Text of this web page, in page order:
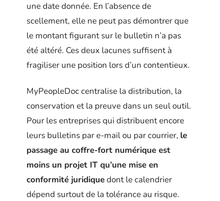
une date donnée. En l’absence de
scellement, elle ne peut pas démontrer que
le montant figurant sur le bulletin n’a pas
été altéré. Ces deux lacunes suffisent à
fragiliser une position lors d’un contentieux.
MyPeopleDoc centralise la distribution, la
conservation et la preuve dans un seul outil.
Pour les entreprises qui distribuent encore
leurs bulletins par e-mail ou par courrier, le
passage au coffre-fort numérique est
moins un projet IT qu’une mise en
conformité juridiquedont le calendrier
dépend surtout de la tolérance au risque.